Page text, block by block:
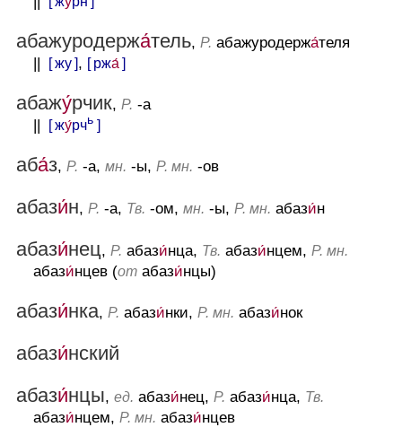
абажуродержа́тель, Р. абажуродержа́теля
[ жу ], [ ржа́ ]
абажу́рчик, Р. -а
[ жу́рчь ]
аба́з, Р. -а, мн. -ы, Р. мн. -ов
абази́н, Р. -а, Тв. -ом, мн. -ы, Р. мн. абази́н
абази́нец, Р. абази́нца, Тв. абази́нцем, Р. мн.
абази́нцев (от абази́нцы)
абази́нка, Р. абази́нки, Р. мн. абази́нок
абази́нский
абази́нцы, ед. абази́нец, Р. абази́нца, Тв.
абази́нцем, Р. мн. абази́нцев